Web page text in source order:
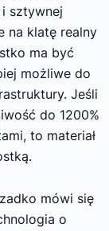
sztywnej
na klatę realny
ma być
możliwe do
Jeśli
do 1200%
to materiał
mówi się
o